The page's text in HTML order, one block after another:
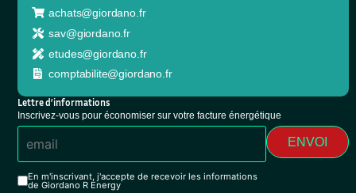
achats@giordano.fr
sav@giordano.fr
etudes@giordano.fr
comptabilite@giordano.fr
Lettre d’informations
Inscrivez-vous pour économiser sur votre facture énergétique
En m'inscrivant, j'accepte de recevoir les informations
de Giordano R Energy
ENVOI